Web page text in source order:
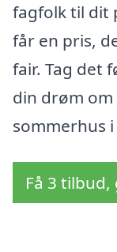
fagfolk til dit
får en pris,
fair. Tag det
din drøm
sommerhus
Få 3